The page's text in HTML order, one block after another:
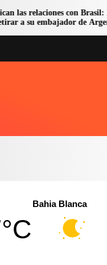
con Brasil: Lula
de Argentina
Bahia Blanca